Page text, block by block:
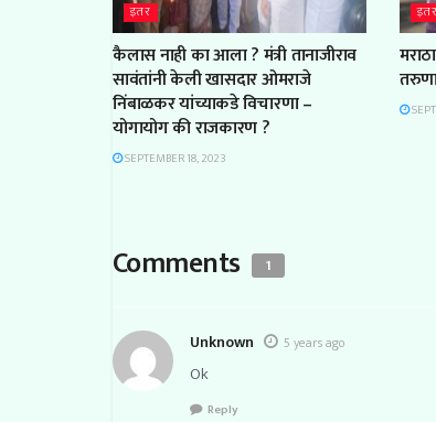
इतर
कैलास नाही का आला ? मंत्री तानाजीराव
सावंतांनी केली खासदार ओमराजे
निंबाळकर यांच्याकडे विचारणा –
योगायोग की राजकारण ?
SEPTEMBER 18, 2023
इतर
Comments 1
Unknown 5 years ago
Ok
Reply